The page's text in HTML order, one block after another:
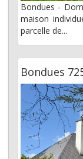
Bondues -
maison
parcelle de...
Bondues